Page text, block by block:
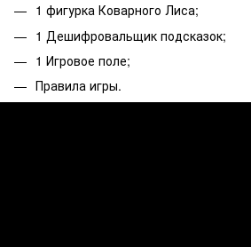
1 фигурка Коварного Лиса;
1 Дешифровальщик подсказок;
1 Игровое поле;
Правила игры.